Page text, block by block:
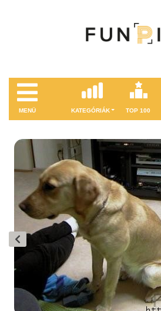
MENÜ KATEGÓRIÁK TOP 100